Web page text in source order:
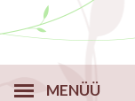
MENÜÜ